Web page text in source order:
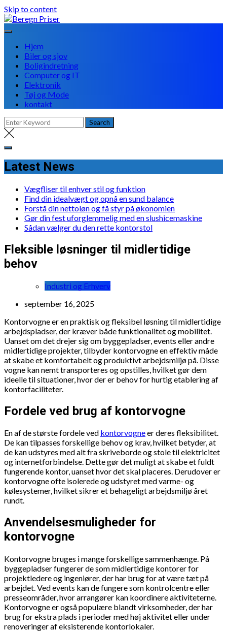
Skip to content
Hjem
Biler og sjov
Boligindretning
Computer og IT
Elektronik
Tøj og Mode
kontakt
Latest News
Vægfliser til enhver stil og funktion
Find din idealvægt og opnå en sund balance
Forstå din nettoløn og få styr på økonomien
Gør din fest uforglemmelig med en slushicemaskine
Sådan vælger du den rette kontorstol
Fleksible løsninger til midlertidige
behov
Industri og Erhverv
september 16, 2025
Kontorvogne er en praktisk og fleksibel løsning til midlertidige
arbejdspladser, der kræver både funktionalitet og mobilitet.
Uanset om det drejer sig om byggepladser, events eller andre
midlertidige projekter, tilbyder kontorvogne en effektiv måde
at skabe et komfortabelt og produktivt arbejdsmiljø på. Disse
vogne kan nemt transporteres og opstilles, hvilket gør dem
ideelle til situationer, hvor der er behov for hurtig etablering af
kontorfaciliteter.
Fordele ved brug af kontorvogne
En af de største fordele ved kontorvogneer deres fleksibilitet.
De kan tilpasses forskellige behov og krav, hvilket betyder, at
de kan udstyres med alt fra skriveborde og stole til elektricitet
og internetforbindelse. Dette gør det muligt at skabe et fuldt
fungerende kontor, uanset hvor det skal placeres. Derudover er
kontorvogne ofte isolerede og udstyret med varme- og
kølesystemer, hvilket sikrer et behageligt arbejdsmiljø året
rundt.
Anvendelsesmuligheder for
kontorvogne
Kontorvogne bruges i mange forskellige sammenhænge. På
byggepladser fungerer de som midlertidige kontorer for
projektledere og ingeniører, der har brug for at være tæt på
arbejdet. Ved events kan de fungere som kontrolcentre eller
presseområder, hvor arrangører kan koordinere aktiviteterne.
Kontorvogne er også populære blandt virksomheder, der har
brug for ekstra plads i perioder med høj aktivitet eller under
renoveringer af eksisterende kontorlokaler.